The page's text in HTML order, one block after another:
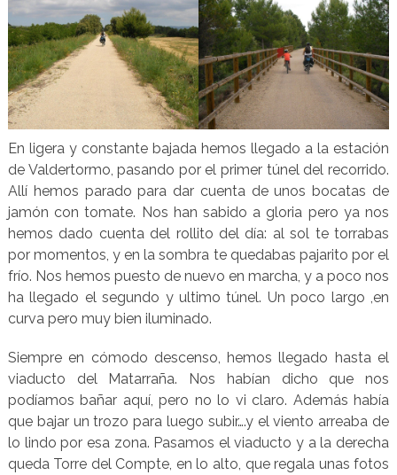
En ligera y constante bajada hemos llegado a la estación
de Valdertormo, pasando por el primer túnel del recorrido.
Allí hemos parado para dar cuenta de unos bocatas de
jamón con tomate. Nos han sabido a gloria pero ya nos
hemos dado cuenta del rollito del día: al sol te torrabas
por momentos, y en la sombra te quedabas pajarito por el
frío. Nos hemos puesto de nuevo en marcha, y a poco nos
ha llegado el segundo y ultimo túnel. Un poco largo ,en
curva pero muy bien iluminado.
Siempre en cómodo descenso, hemos llegado hasta el
viaducto del Matarraña. Nos habían dicho que nos
podíamos bañar aquí, pero no lo vi claro. Además había
que bajar un trozo para luego subir….y el viento arreaba de
lo lindo por esa zona. Pasamos el viaducto y a la derecha
queda Torre del Compte, en lo alto, que regala unas fotos